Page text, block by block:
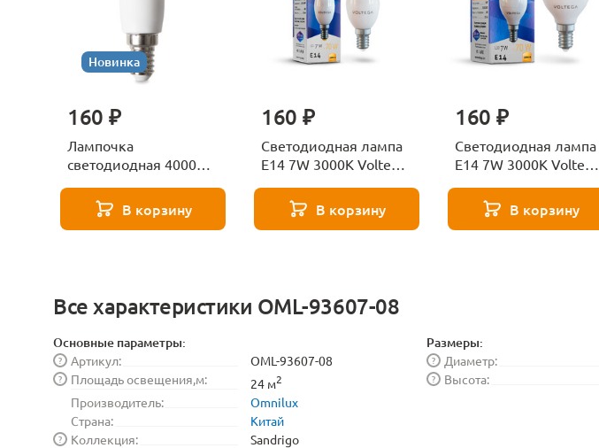
Новинка
160 ₽
Лампочка
светодиодная 4000К
271 8585В корзину
160 ₽
Светодиодная лампа
E14 7W 3000K Voltega
В корзину
160 ₽
Светодиодная лампа
E14 7W 3000K Voltega
В корзину
Все характеристики OML-93607-08
Основные параметры:
Артикул:
?
OML-93607-08
Площадь освещения,м:
? 24 м2
Производитель:
Omnilux
Страна:
Китай
Коллекция:
?
Sandrigo
Размеры:
Диаметр:
?
Высота:
?